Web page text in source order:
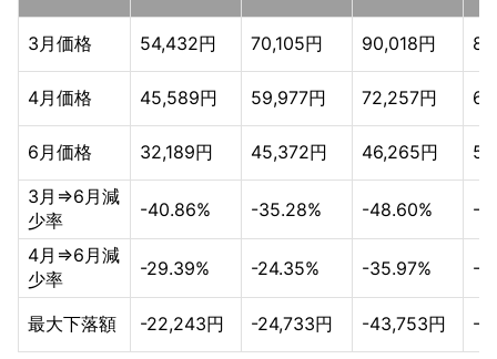
3月価格 54,432円 70,105円 90,018円
4月価格 45,589円 59,977円 72,257円
6月価格 32,189円 45,372円 46,265円
3月⇒6月減
少率
-40.86% -35.28% -48.60% -
4月⇒6月減
少率
-29.39% -24.35% -35.97% -
最大下落額 -22,243円 -24,733円 -43,753円 -